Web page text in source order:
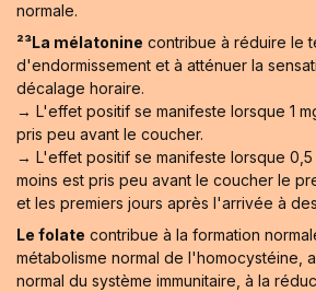
normale.
²³La mélatonine contribue à réduire le
d'endormissement et à atténuer la
décalage horaire.
→ L'effet positif se manifeste lorsque 1
pris peu avant le coucher.
→ L'effet positif se manifeste lorsque 0,5
moins est pris peu avant le coucher le
et les premiers jours après l'arrivée à
Le folate contribue à la formation
métabolisme normal de l'homocystéine,
normal du système immunitaire, à la